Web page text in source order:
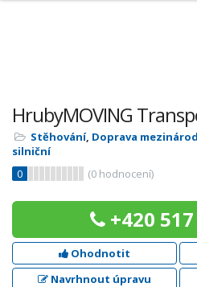
HrubyMOVING
Stěhování, Doprava
silniční
0
(0 hodnocení)
+420
Ohodnotit
Navrhnout úpravu